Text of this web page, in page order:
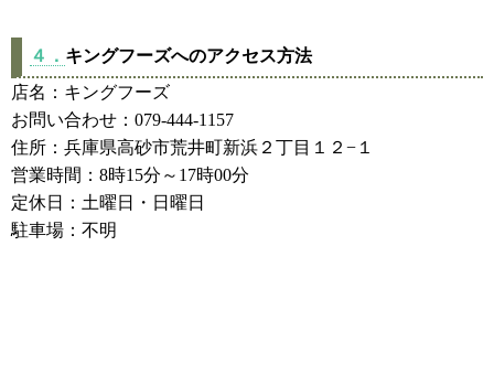
４． キングフーズへのアクセス方法
店名：キングフーズ
お問い合わせ：079-444-1157
住所：兵庫県高砂市荒井町新浜２丁目１２−１
営業時間：8時15分～17時00分
定休日：土曜日・日曜日
駐車場：不明